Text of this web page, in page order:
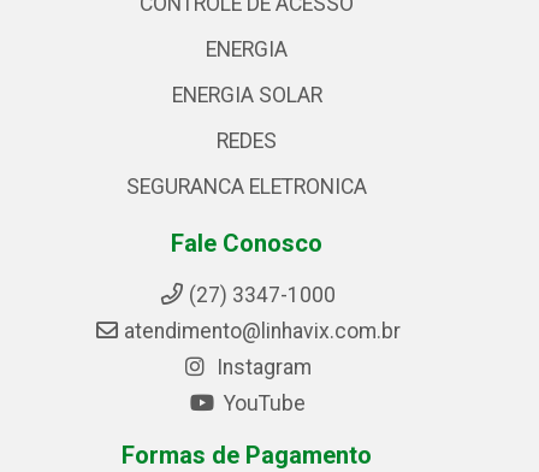
ENERGIA
ENERGIA SOLAR
REDES
SEGURANCA ELETRONICA
Fale Conosco
(27) 3347-1000
atendimento@linhavix.com.br
Instagram
YouTube
Formas de Pagamento